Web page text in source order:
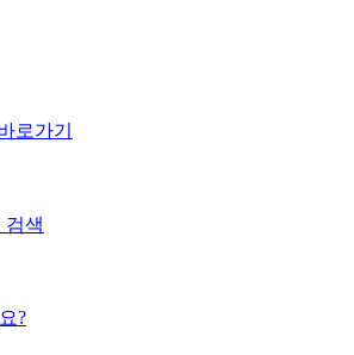
로가기
검색
?